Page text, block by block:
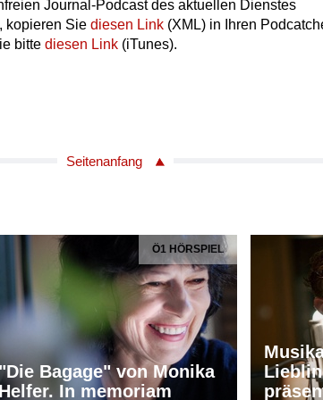
Journal-Podcast des aktuellen Dienstes
kopieren Siediesen Link (XML) in Ihren
bittediesen Link (iTunes).
Seitenanfang
Ö1 HÖRSPIEL
"Die Bagage" von Monika
In memoriam